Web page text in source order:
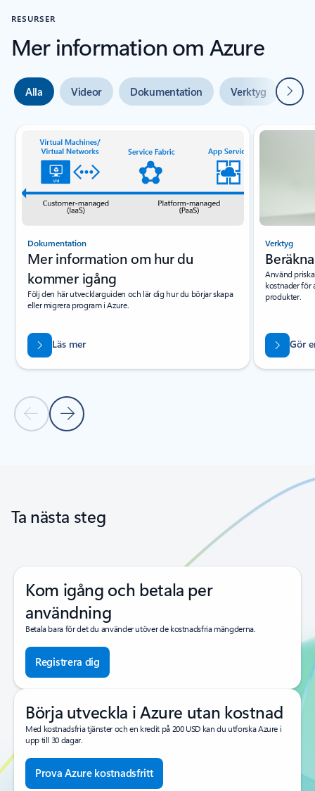
RESURSER
Mer information om Azure
Alla Videor Dokumentation Verktyg Nästa
Bild {0} {1} indikator
Föregående bild
Nästa bild
Dokumentation
Mer information om hur du
kommer igång
Följ den här utvecklarguiden och lär dig hur du börjar skapa
eller migrera program i Azure.
Läs mer
Verktyg
Använd
kostnader för
produkter.
Gör
Ta nästa steg
Kom igång och betala per
användning
Betala bara för det du använder utöver de kostnadsfria mängderna.
Registrera dig
Börja utveckla i Azure utan kostnad
Med kostnadsfria tjänster och en kredit på 200 USD kan du utforska Azure i
upp till 30 dagar.
Prova Azure kostnadsfritt